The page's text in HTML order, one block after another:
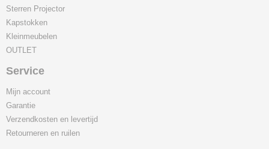
Sterren Projector
Kapstokken
Kleinmeubelen
OUTLET
Service
Mijn account
Garantie
Verzendkosten en levertijd
Retourneren en ruilen